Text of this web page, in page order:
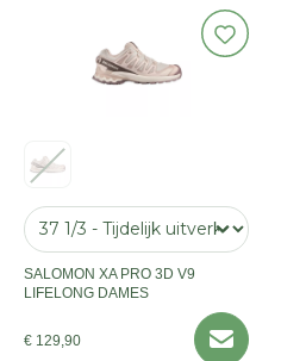
SALOMON XA PRO 3D V9
LIFELONG DAMES
€ 129,90